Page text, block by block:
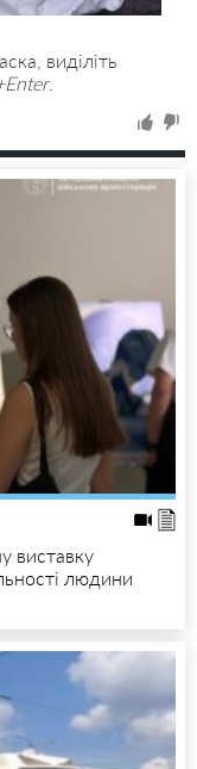
виділіть
.
виставку
людини